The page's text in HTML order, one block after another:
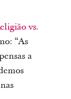
vs.
“As
a